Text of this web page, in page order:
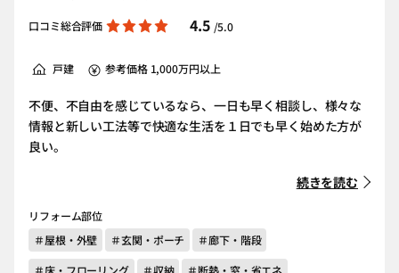
口コミ総合評価 4.5 /5.0
戸建 参考価格 1,000万円以上
不便、不自由を感じているなら、一日も早く相談し、様々な
情報と新しい工法等で快適な生活を１日でも早く始めた方が
良い。
続きを読む
リフォーム部位
＃屋根・外壁
＃玄関・ポーチ
＃廊下・階段
＃床・フローリング
＃収納
＃断熱・窓・省エネ